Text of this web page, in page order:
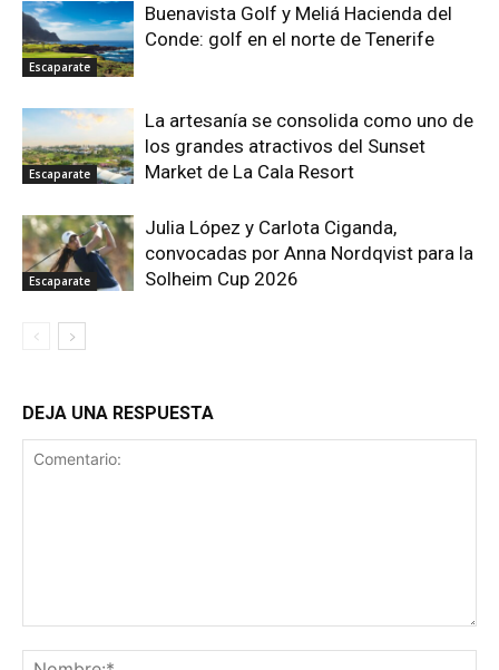
Escaparate
Buenavista Golf y Meliá Hacienda del
Conde: golf en el norte de Tenerife
Escaparate
La artesanía se consolida como uno de
los grandes atractivos del Sunset
Market de La Cala Resort
Escaparate
Julia López y Carlota Ciganda,
convocadas por Anna Nordqvist para la
Solheim Cup 2026
DEJA UNA RESPUESTA